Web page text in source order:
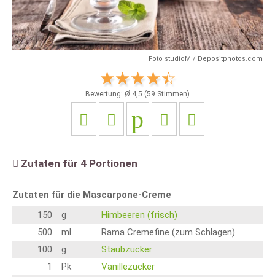
Foto studioM / Depositphotos.com
Bewertung: Ø 4,5 (59 Stimmen)
Zutaten für 4 Portionen
Zutaten für die Mascarpone-Creme
150
g
Himbeeren (frisch)
500
ml
Rama Cremefine (zum Schlagen)
100
g
Staubzucker
1
Pk
Vanillezucker